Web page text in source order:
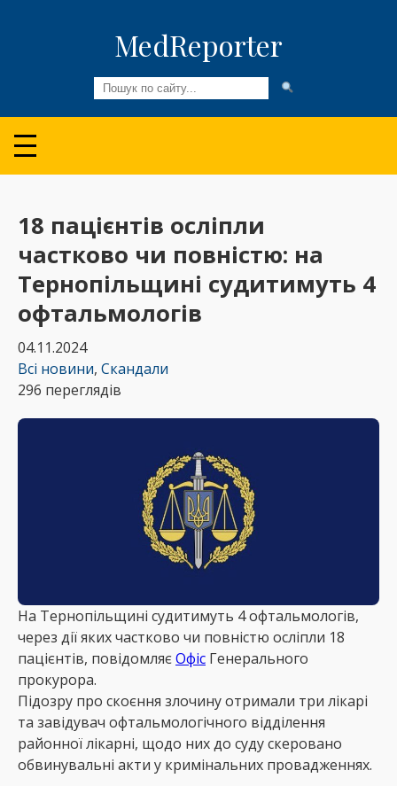
MedReporter
Всі новини
Огляди та Аналітика
Медспільнота
Колонки
Відео
18 пацієнтів осліпли
частково чи повністю: на
Тернопільщині судитимуть 4
офтальмологів
04.11.2024
Всі новини, Скандали
296 переглядів
На Тернопільщині судитимуть 4 офтальмологів,
через дії яких частково чи повністю осліпли 18
пацієнтів, повідомляєОфіс Генерального
прокурора.
Підозру про скоєння злочину отримали три лікарі
та завідувач офтальмологічного відділення
районної лікарні, щодо них до суду скеровано
обвинувальні акти у кримінальних провадженнях.